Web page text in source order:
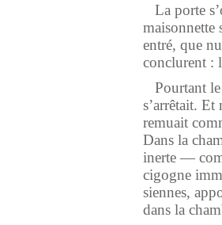
La porte
maisonnette
entré, que
conclurent :
Pourtant le
s’arrêtait. Et
remuait
Dans la
inerte —
cigogne
siennes,
dans la